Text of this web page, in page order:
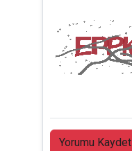
Yorumu Kaydet